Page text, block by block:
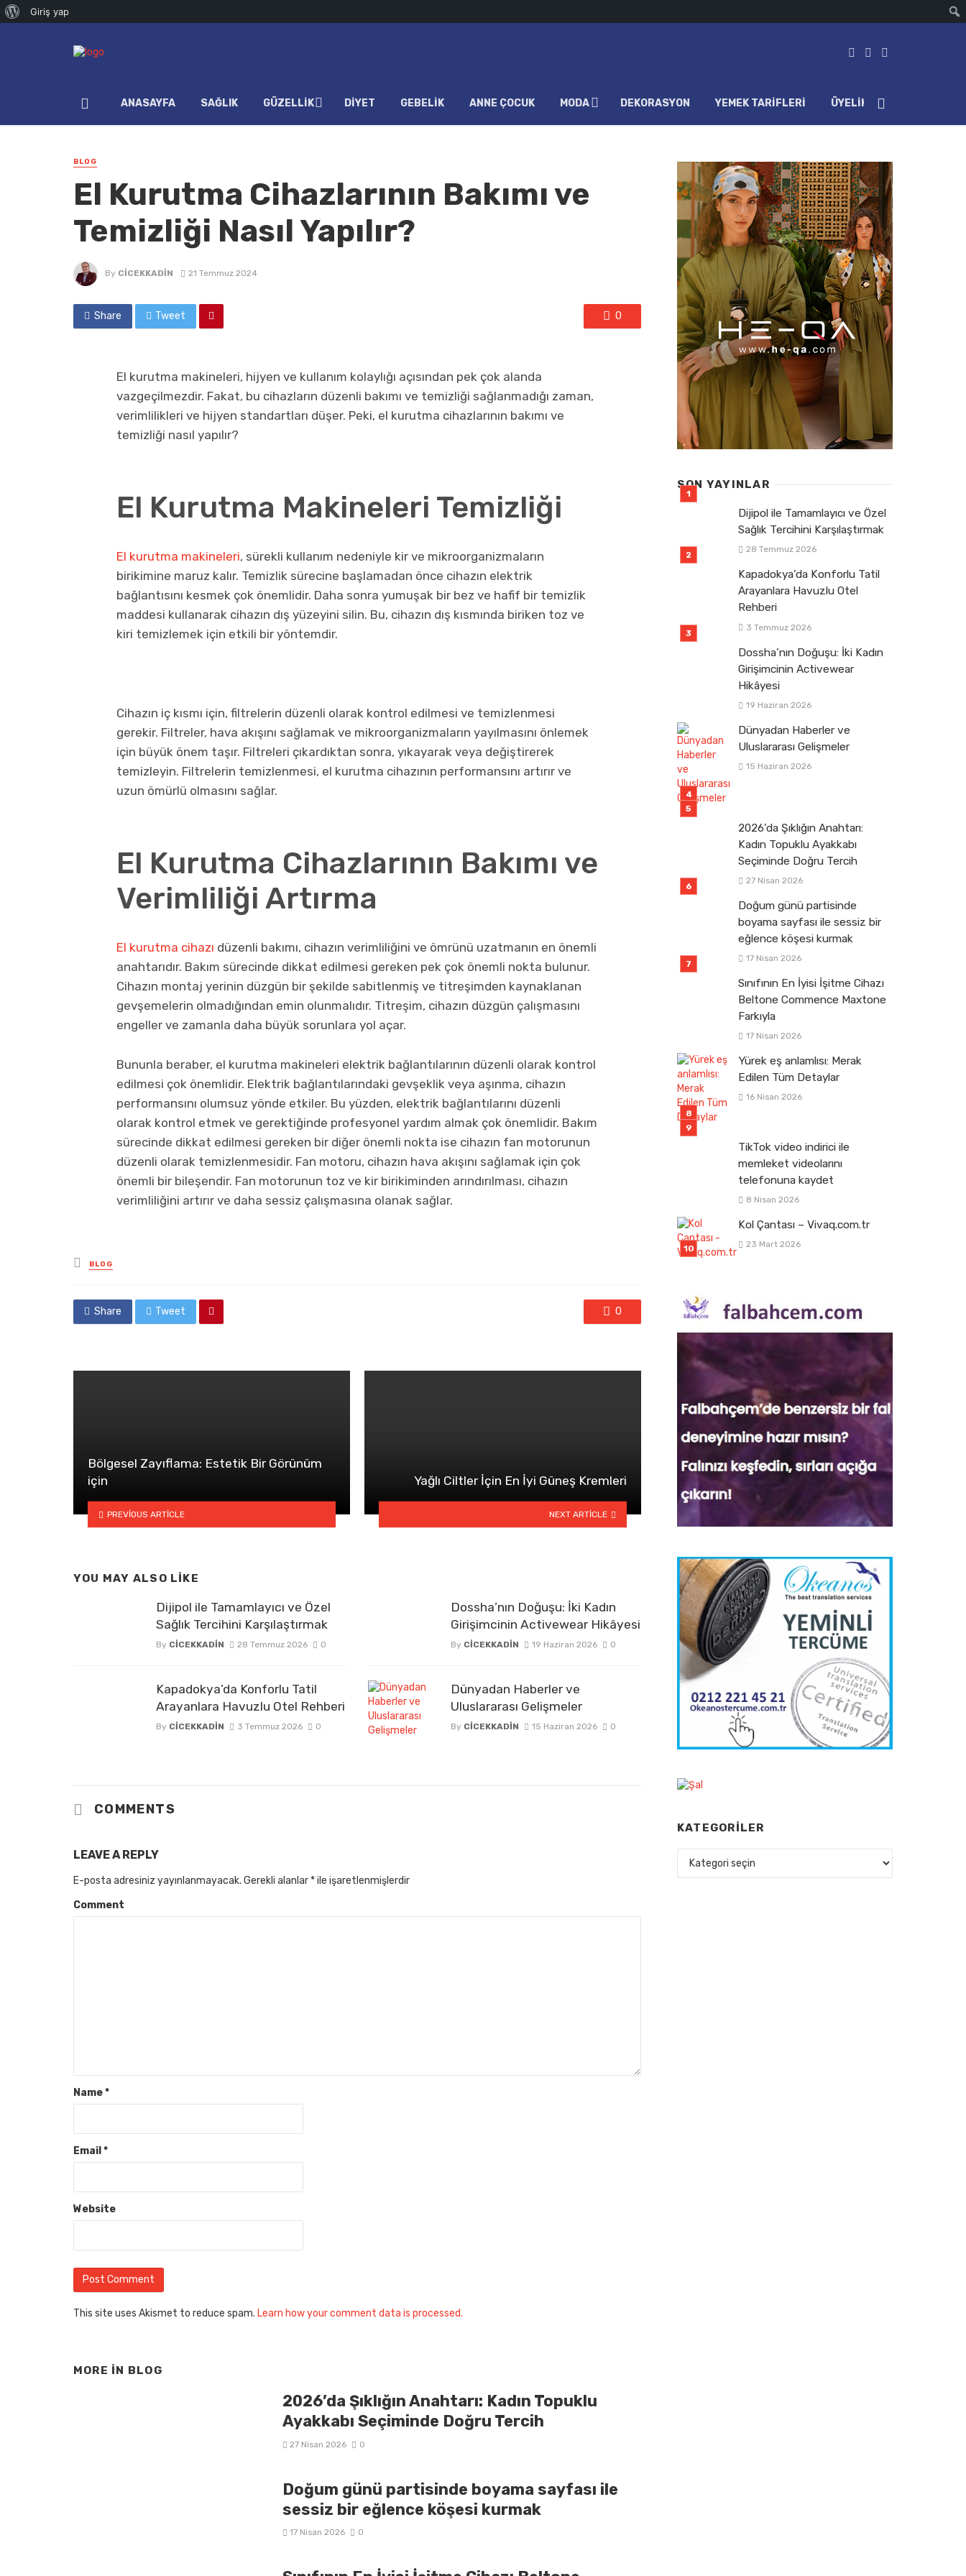
WordPress
Giriş yap
ANASAYFA SAĞLIK GÜZELLIK DIYET GEBELIK ANNE ÇOCUK MODA DEKORASYON YEMEK TARIFLERI ÜYELIK HESABI
BLOG
El Kurutma Cihazlarının Bakımı ve
Temizliği Nasıl Yapılır?
By CICEKKADIN 21 Temmuz 2024
Share Tweet 0
El kurutma makineleri, hijyen ve kullanım kolaylığı açısından pek çok alanda
vazgeçilmezdir. Fakat, bu cihazların düzenli bakımı ve temizliği sağlanmadığı zaman,
verimlilikleri ve hijyen standartları düşer. Peki, el kurutma cihazlarının bakımı ve
temizliği nasıl yapılır?
El Kurutma Makineleri Temizliği
El kurutma makineleri, sürekli kullanım nedeniyle kir ve mikroorganizmaların
birikimine maruz kalır. Temizlik sürecine başlamadan önce cihazın elektrik
bağlantısını kesmek çok önemlidir. Daha sonra yumuşak bir bez ve hafif bir temizlik
maddesi kullanarak cihazın dış yüzeyini silin. Bu, cihazın dış kısmında biriken toz ve
kiri temizlemek için etkili bir yöntemdir.
Cihazın iç kısmı için, filtrelerin düzenli olarak kontrol edilmesi ve temizlenmesi
gerekir. Filtreler, hava akışını sağlamak ve mikroorganizmaların yayılmasını önlemek
için büyük önem taşır. Filtreleri çıkardıktan sonra, yıkayarak veya değiştirerek
temizleyin. Filtrelerin temizlenmesi, el kurutma cihazının performansını artırır ve
uzun ömürlü olmasını sağlar.
El Kurutma Cihazlarının Bakımı ve
Verimliliği Artırma
El kurutma cihazı düzenli bakımı, cihazın verimliliğini ve ömrünü uzatmanın en önemli
anahtarıdır. Bakım sürecinde dikkat edilmesi gereken pek çok önemli nokta bulunur.
Cihazın montaj yerinin düzgün bir şekilde sabitlenmiş ve titreşimden kaynaklanan
gevşemelerin olmadığından emin olunmalıdır. Titreşim, cihazın düzgün çalışmasını
engeller ve zamanla daha büyük sorunlara yol açar.
Bununla beraber, el kurutma makineleri elektrik bağlantılarının düzenli olarak kontrol
edilmesi çok önemlidir. Elektrik bağlantılarındaki gevşeklik veya aşınma, cihazın
performansını olumsuz yönde etkiler. Bu yüzden, elektrik bağlantılarını düzenli
olarak kontrol etmek ve gerektiğinde profesyonel yardım almak çok önemlidir. Bakım
sürecinde dikkat edilmesi gereken bir diğer önemli nokta ise cihazın fan motorunun
düzenli olarak temizlenmesidir. Fan motoru, cihazın hava akışını sağlamak için çok
önemli bir bileşendir. Fan motorunun toz ve kir birikiminden arındırılması, cihazın
verimliliğini artırır ve daha sessiz çalışmasına olanak sağlar.
Posted
in
BLOG
Share Tweet 0
Bölgesel Zayıflama: Estetik Bir Görünüm
için
PREVIOUS ARTICLE
Yağlı Ciltler İçin En İyi Güneş Kremleri
NEXT ARTICLE
YOU MAY ALSO LIKE
Dijipol ile Tamamlayıcı ve Özel
Sağlık Tercihini Karşılaştırmak
By CICEKKADIN 28 Temmuz 2026 0
Kapadokya’da Konforlu Tatil
Arayanlara Havuzlu Otel Rehberi
By CICEKKADIN 3 Temmuz 2026 0
Dossha’nın Doğuşu: İki Kadın
Girişimcinin Activewear Hikâyesi
By CICEKKADIN 19 Haziran 2026 0
Dünyadan Haberler ve
Uluslararası Gelişmeler
By CICEKKADIN 15 Haziran 2026 0
COMMENTS
LEAVE A REPLY
E-posta adresiniz yayınlanmayacak. Gerekli alanlar *ile işaretlenmişlerdir
Comment
Name*
Email *
Website
This site uses Akismet to reduce spam. Learn how your comment data is processed.
MORE IN BLOG
2026’da Şıklığın Anahtarı: Kadın Topuklu
Ayakkabı Seçiminde Doğru Tercih
27 Nisan 2026 0
Doğum günü partisinde boyama sayfası ile
sessiz bir eğlence köşesi kurmak
17 Nisan 2026 0
SON YAYINLAR
Dijipol ile Tamamlayıcı ve Özel
Sağlık Tercihini Karşılaştırmak
28 Temmuz 2026
Kapadokya’da Konforlu Tatil
Arayanlara Havuzlu Otel
Rehberi
3 Temmuz 2026
Dossha’nın Doğuşu: İki Kadın
Girişimcinin Activewear
Hikâyesi
19 Haziran 2026
Dünyadan Haberler ve
Uluslararası Gelişmeler
15 Haziran 2026
2026’da Şıklığın Anahtarı:
Kadın Topuklu Ayakkabı
Seçiminde Doğru Tercih
27 Nisan 2026
Doğum günü partisinde
boyama sayfası ile sessiz bir
eğlence köşesi kurmak
17 Nisan 2026
Sınıfının En İyisi İşitme Cihazı
Beltone Commence Maxtone
Farkıyla
17 Nisan 2026
Yürek eş anlamlısı: Merak
Edilen Tüm Detaylar
16 Nisan 2026
TikTok video indirici ile
memleket videolarını
telefonuna kaydet
8 Nisan 2026
Kol Çantası – Vivaq.com.tr
23 Mart 2026
KATEGORILER